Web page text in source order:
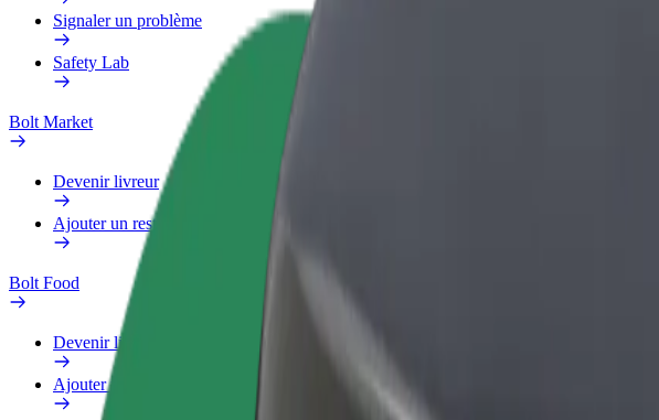
Signaler un problème
Safety Lab
Bolt Market
Devenir livreur
Ajouter un restaurant ou un magasin
Bolt Food
Devenir livreur
Ajouter un restaurant ou un magasin